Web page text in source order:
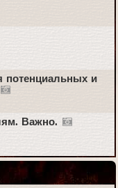
потенциальных и
Важно.